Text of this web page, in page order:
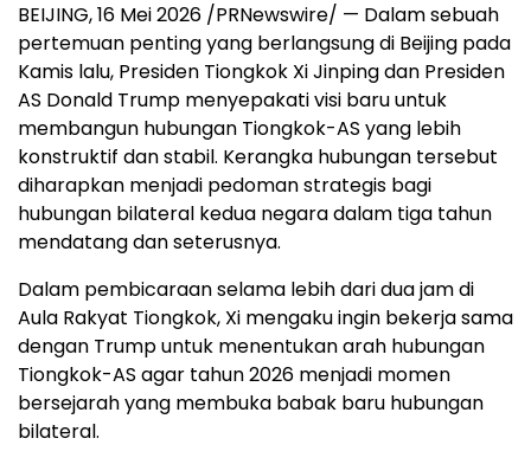
BEIJING, 16 Mei 2026 /PRNewswire/ — Dalam sebuah
pertemuan penting yang berlangsung di Beijing pada
Kamis lalu, Presiden Tiongkok Xi Jinping dan Presiden
AS Donald Trump menyepakati visi baru untuk
membangun hubungan Tiongkok-AS yang lebih
konstruktif dan stabil. Kerangka hubungan tersebut
diharapkan menjadi pedoman strategis bagi
hubungan bilateral kedua negara dalam tiga tahun
mendatang dan seterusnya.
Dalam pembicaraan selama lebih dari dua jam di
Aula Rakyat Tiongkok, Xi mengaku ingin bekerja sama
dengan Trump untuk menentukan arah hubungan
Tiongkok-AS agar tahun 2026 menjadi momen
bersejarah yang membuka babak baru hubungan
bilateral.